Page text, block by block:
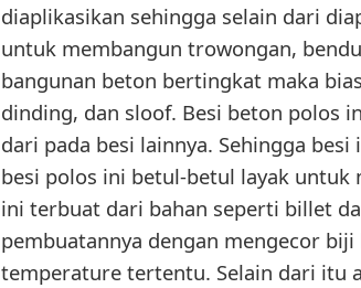
diaplikasikan sehingga selain dari
untuk membangun trowongan,
bangunan beton bertingkat maka
dinding, dan sloof. Besi beton polos
dari pada besi lainnya. Sehingga
besi polos ini betul-betul layak untuk
ini terbuat dari bahan seperti billet
pembuatannya dengan mengecor
temperature tertentu. Selain dari itu